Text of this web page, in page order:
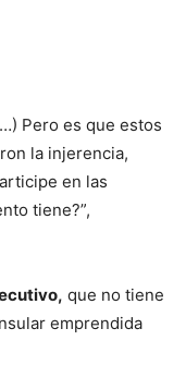
Pero es que estos
la injerencia,
en las
tiene?”,
que no tiene
emprendida